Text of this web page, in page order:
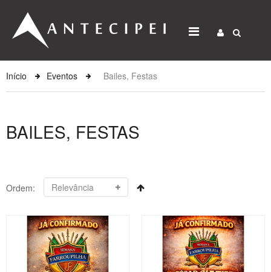
Início Eventos Bailes, Festas
BAILES, FESTAS
Ordem: